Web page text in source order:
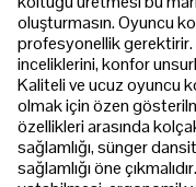
oluşturmasın. Oyuncu
profesyonellik
inceliklerini, konfor
Kaliteli ve ucuz oyuncu
olmak için özen
özellikleri arasında
sağlamlığı, sünger
sağlamlığı öne